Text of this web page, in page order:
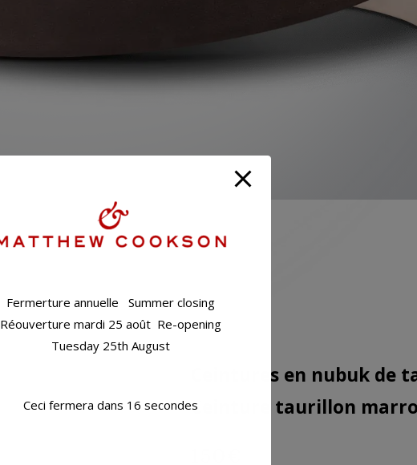
Ceintures en nubuk de
Ceinture taurillon
Fermerture annuelle Summer closing
Réouverture mardi 25 août Re-opening
Tuesday 25th August
Ceci fermera dans 15 secondes